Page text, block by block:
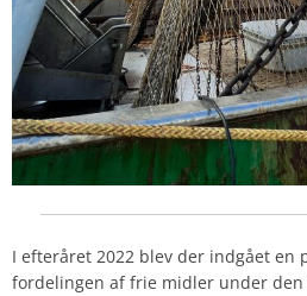
I efteråret 2022 blev der indgået en
fordelingen af frie midler under den